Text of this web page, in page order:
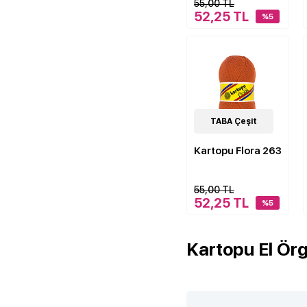
55,00 TL
52,25 TL %5
50Çeşit
TABA Çeşit
Kartopu Flora 263
55,00 TL
52,25 TL %5
Kartopu El